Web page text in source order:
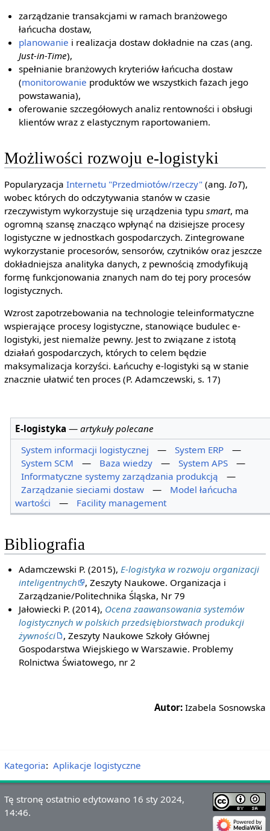
zarządzanie transakcjami w ramach branżowego
łańcucha dostaw,
planowanie i realizacja dostaw dokładnie na czas (ang.
Just-in-Time),
spełnianie branżowych kryteriów łańcucha dostaw
(monitorowanie produktów we wszystkich fazach jego
powstawania),
oferowanie szczegółowych analiz rentowności i obsługi
klientów wraz z elastycznym raportowaniem.
Możliwości rozwoju e-logistyki
Popularyzacja Internetu "Przedmiotów/rzeczy"(ang.IoT),
wobec których do odczytywania stanów w czasie
rzeczywistym wykorzystuje się urządzenia typu smart, ma
ogromną szansę znacząco wpłynąć na dzisiejsze procesy
logistyczne w jednostkach gospodarczych. Zintegrowane
wykorzystanie procesorów, sensorów, czytników oraz jeszcze
dokładniejsza analityka danych, z pewnością zmodyfikują
formę funkcjonowania znanych nam do tej pory procesów
logistycznych.
Wzrost zapotrzebowania na technologie teleinformatyczne
wspierające procesy logistyczne, stanowiące budulec e-
logistyki, jest niemalże pewny. Jest to związane z istotą
działań gospodarczych, których to celem będzie
maksymalizacja korzyści. Łańcuchy e-logistyki są w stanie
znacznie ułatwić ten proces (P. Adamczewski, s. 17)
E-logistyka —artykuły polecane
System informacji logistycznej
— System ERP
—
System SCM
— Baza wiedzy — System APS
—
Informatyczne systemy zarządzania produkcją
—
Zarządzanie sieciami dostaw
—
Model łańcucha
wartości
— Facility management
Bibliografia
Adamczewski P. (2015),E-logistyka w rozwoju organizacji
inteligentnych
, Zeszyty Naukowe. Organizacja i
Zarządzanie/Politechnika Śląska, Nr 79
Jałowiecki P. (2014), Ocena zaawansowania systemów
logistycznych w polskich przedsiębiorstwach produkcji
żywności
, Zeszyty Naukowe Szkoły Głównej
Gospodarstwa Wiejskiego w Warszawie. Problemy
Rolnictwa Światowego, nr 2
Autor: Izabela Sosnowska
Kategoria: Aplikacje logistyczne
Tę stronę ostatnio edytowano 16 sty 2024,
14:46.